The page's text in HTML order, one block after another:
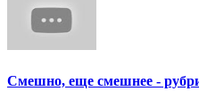
Смешно, еще смешнее -